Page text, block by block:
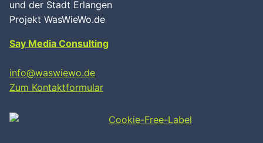
und der Stadt Erlangen
Projekt WasWieWo.de
Say Media Consulting
info@waswiewo.de
Zum Kontaktformular